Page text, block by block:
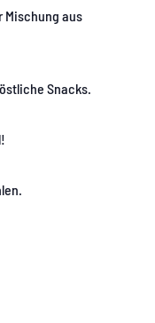
Mischung aus
Snacks.